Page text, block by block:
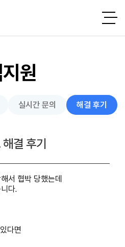
원
실시간 문의 해결 후기
결 후기
서 협박 당했는데
다.
다면